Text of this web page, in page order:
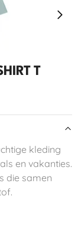
T
kleding
en vakanties.
die samen